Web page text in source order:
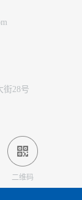
街28号
二维码